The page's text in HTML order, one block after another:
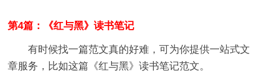
第4篇：《红与黑》读书笔记
有时候找一篇范文真的好难，可为你提供一站式文
章服务，比如这篇《红与黑》读书笔记范文。